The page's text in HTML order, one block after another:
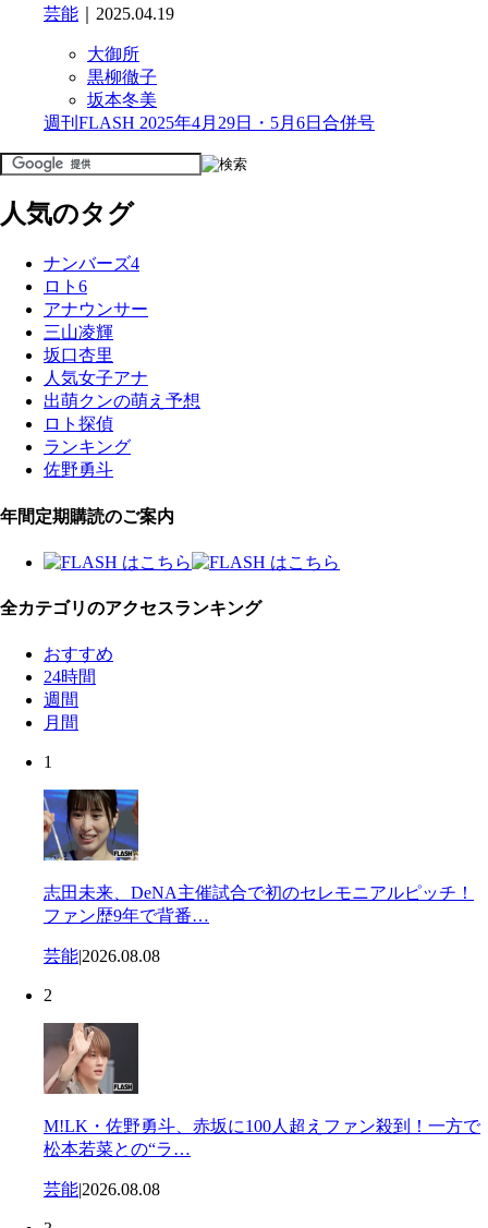
芸能 ｜2025.04.19
大御所
黒柳徹子
坂本冬美
週刊FLASH 2025年4月29日・5月6日合併号
人気のタグ
ナンバーズ4
ロト6
アナウンサー
三山凌輝
坂口杏里
人気女子アナ
出萌クンの萌え予想
ロト探偵
ランキング
佐野勇斗
年間定期購読のご案内
全カテゴリのアクセスランキング
おすすめ
24時間
週間
月間
1
志田未来、DeNA主催試合で初のセレモニアルピッチ！
ファン歴9年で背番…
芸能|2026.08.08
2
M!LK・佐野勇斗、赤坂に100人超えファン殺到！一方で
松本若菜との“ラ…
芸能|2026.08.08